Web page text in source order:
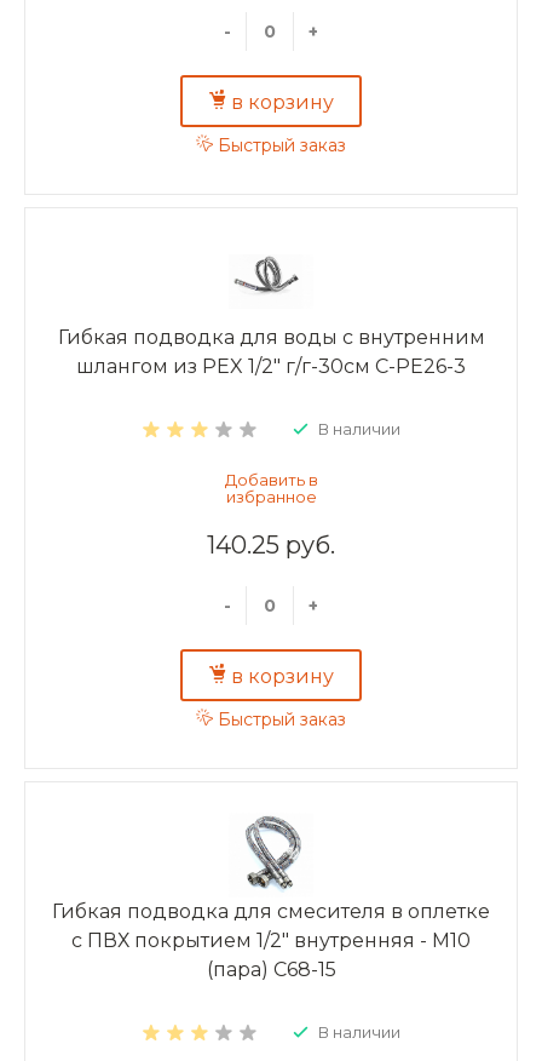
- +
в корзину
Быстрый заказ
Гибкая подводка для воды с внутренним
шлангом из PEX 1/2" г/г-30см C-PE26-3
В наличии
140.25 руб.
- +
в корзину
Быстрый заказ
Гибкая подводка для смесителя в оплетке
с ПВХ покрытием 1/2" внутренняя - M10
(пара) C68-15
В наличии